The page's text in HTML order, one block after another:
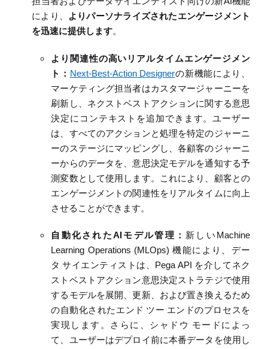
により、
よりパーソナライズされたエンゲージメント
を迅速に提供します。
より関連性の高いリアルタイムエンゲージメン
ト
： Next-Best-Action Designerの新機能により、
マーケティング担当者はカスタマージャーニーを
刷新し、 ネクストベスト アクションに関する意思
決定にコンテキストを追加できます。ユーザー
は、すべてのアクションと処理を特定のジャーニ
ーのステージにマッピングし、各顧客のジャーニ
ーからのデータを、意思決定モデルを通知する予
測変数として使用します。これにより、顧客との
エンゲージメントの関連性をリアルタイムに向上
させることができます。
自動化されたAI モデル管理 ： 新しい Machine
Learning Operations (MLOps)機能により、デー
タ サイエンティストは、 Pega API を介して ネク
ストベストアクション意思決定ストラテジで使用
するモデルを展開、更新、および置き換えるため
の自動化されたエンド ツー エンドのプロセスを
実現します。さらに、シャドウ モードによっ
て、ユーザーはデプロイ前に本番データを使用し